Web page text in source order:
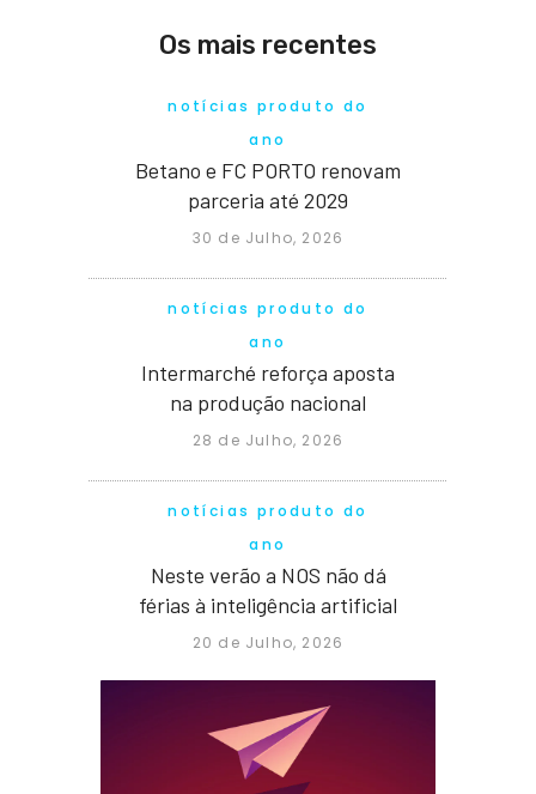
Os mais recentes
notícias produto do
ano
Betano e FC PORTO renovam
parceria até 2029
30 de Julho, 2026
notícias produto do
ano
Intermarché reforça aposta
na produção nacional
28 de Julho, 2026
notícias produto do
ano
Neste verão a NOS não dá
férias à inteligência artificial
20 de Julho, 2026